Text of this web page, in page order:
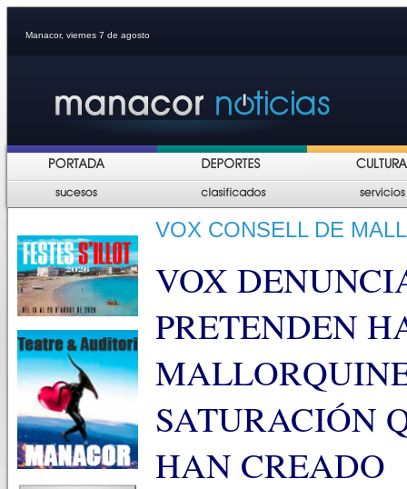
Manacor, viernes 7 de agosto
VOX CONSELL DE
VOX
PRETENDEN
SATURACIÓN
HAN CREADO